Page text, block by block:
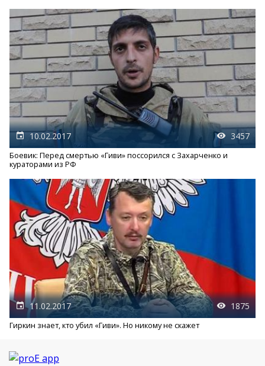
10.02.2017 3457
Боевик: Перед смертью «Гиви» поссорился с Захарченко и
кураторами из РФ
11.02.2017 1875
Гиркин знает, кто убил «Гиви». Но никому не скажет